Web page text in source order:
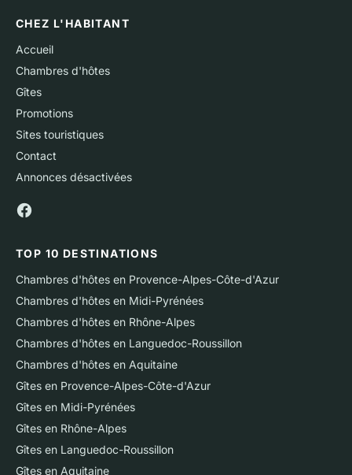
CHEZ L'HABITANT
Accueil
Chambres d'hôtes
Gîtes
Promotions
Sites touristiques
Contact
Annonces désactivées
TOP 10 DESTINATIONS
Chambres d'hôtes en Provence-Alpes-Côte-d'Azur
Chambres d'hôtes en Midi-Pyrénées
Chambres d'hôtes en Rhône-Alpes
Chambres d'hôtes en Languedoc-Roussillon
Chambres d'hôtes en Aquitaine
Gîtes en Provence-Alpes-Côte-d'Azur
Gîtes en Midi-Pyrénées
Gîtes en Rhône-Alpes
Gîtes en Languedoc-Roussillon
Gîtes en Aquitaine